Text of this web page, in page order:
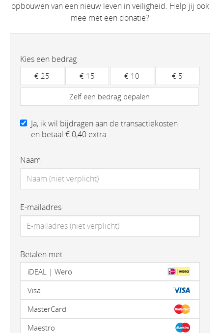
opbouwen van een nieuw leven in veiligheid. Help jij ook
mee met een donatie?
Kies een bedrag
€ 25 € 15 € 10 € 5
Zelf een bedrag bepalen
Ja, ik wil bijdragen aan de transactiekosten
en betaal € 0,40 extra
Naam
E-mailadres
Betalen met
iDEAL | Wero
Visa
MasterCard
Maestro